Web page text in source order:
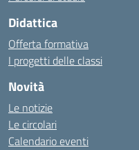
Didattica
Offerta formativa
I progetti delle classi
Novità
Le notizie
Le circolari
Calendario eventi